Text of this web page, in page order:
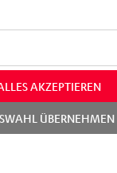
und Irrtum
nicht im Lieferumfang
sind im Preis
Daten-Einstellungen
AKZEPTIEREN
ÜBERNEHMEN